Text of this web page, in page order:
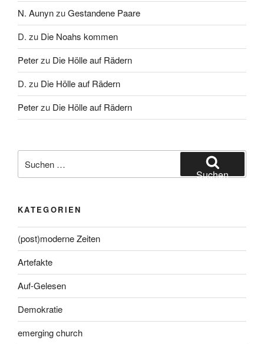
N. AunynzuGestandene Paare
D. zu Die Noahs kommen
Peterzu Die Hölle auf Rädern
D. zu Die Hölle auf Rädern
Peterzu Die Hölle auf Rädern
nach:
Suchen
KATEGORIEN
(post)moderne Zeiten
Artefakte
Auf-Gelesen
Demokratie
emerging church